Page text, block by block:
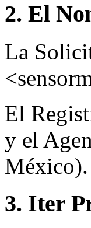
2. El
La
El
y el
México).
3. Iter